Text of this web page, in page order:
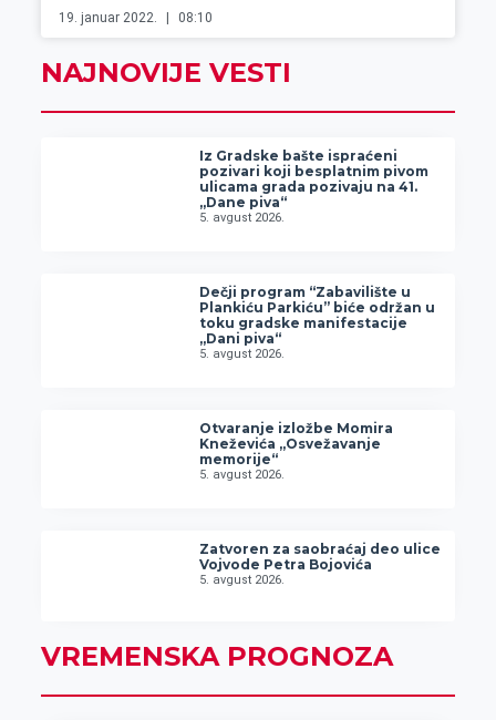
19. januar 2022. 08:10
NAJNOVIJE VESTI
Iz Gradske bašte ispraćeni
pozivari koji besplatnim pivom
ulicama grada pozivaju na 41.
„Dane piva“
5. avgust 2026.
Dečji program “Zabavilište u
Plankiću Parkiću” biće održan u
toku gradske manifestacije
„Dani piva“
5. avgust 2026.
Otvaranje izložbe Momira
Kneževića „Osvežavanje
memorije“
5. avgust 2026.
Zatvoren za saobraćaj deo ulice
Vojvode Petra Bojovića
5. avgust 2026.
VREMENSKA PROGNOZA